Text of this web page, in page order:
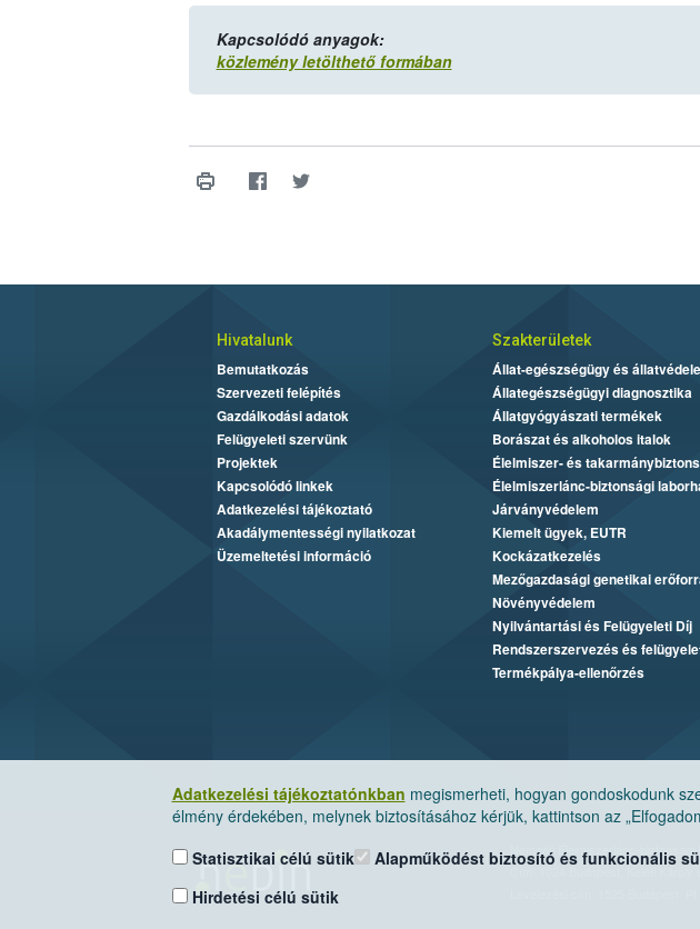
Kapcsolódó anyagok:
közlemény letölthető formában
Adatkezelési tájékoztatónkban megismerheti, hogyan gondoskodunk
élmény érdekében, melynek biztosításához kérjük, kattintson az
Statisztikai célú sütik
Hirdetési célú sütik
Alapműködést biztosító és funkcionális
Hivatalunk
Bemutatkozás
Szervezeti felépítés
Gazdálkodási adatok
Felügyeleti szervünk
Projektek
Kapcsolódó linkek
Adatkezelési tájékoztató
Akadálymentességi nyilatkozat
Üzemeltetési információ
Szakterületek
Állat-egészségügy és
Állategészségügyi diagnosztika
Állatgyógyászati termékek
Borászat és alkoholos italok
Élelmiszer- és
Élelmiszerlánc-biztonsági
Járványvédelem
Kiemelt ügyek, EUTR
Kockázatkezelés
Mezőgazdasági genetikai
Növényvédelem
Nyilvántartási és Felügyeleti Díj
Rendszerszervezés és
Termékpálya-ellenőrzés
Nemzeti Élelmiszerlánc-biztonsági